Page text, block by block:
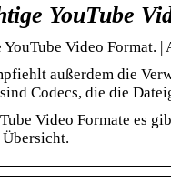
YouTube
Video Format. |
außerdem die
Codecs, die die
Video Formate es